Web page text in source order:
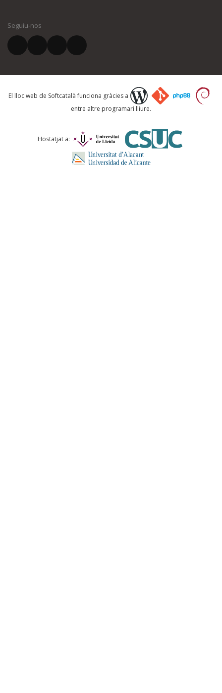
El vostre correu electrònic *
Què proposeu?
Comentari *
Seguiu-nos
El lloc web de Softcatalà funciona gràcies a
entre altre programari lliure.
Hostatjat a: